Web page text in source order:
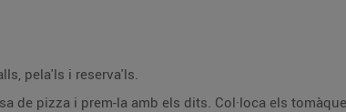
pela'ls i reserva'ls.
de pizza i prem-la amb els dits. Col·loca els